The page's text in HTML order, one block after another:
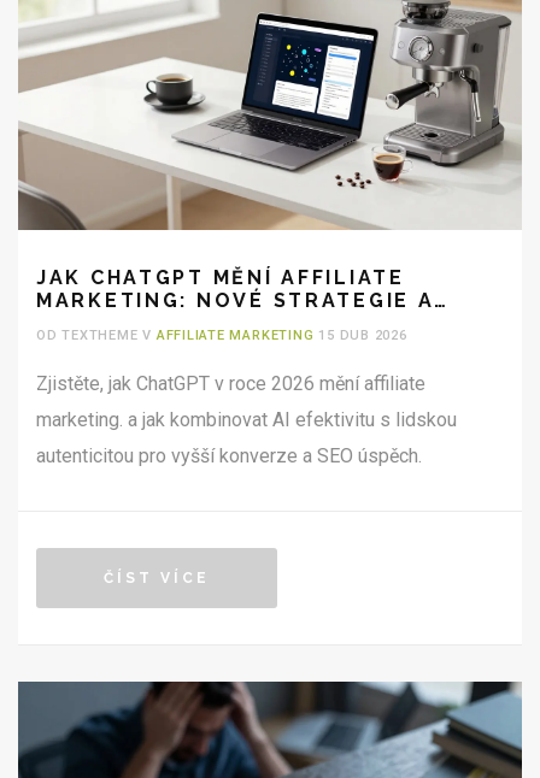
JAK CHATGPT MĚNÍ AFFILIATE
MARKETING: NOVÉ STRATEGIE A
OD TEXTHEME VAFFILIATE MARKETING 15 DUB 2026
Zjistěte, jak ChatGPT v roce 2026 mění affiliate
marketing. a jak kombinovat AI efektivitu s lidskou
autenticitou pro vyšší konverze a SEO úspěch.
ČÍST VÍCE